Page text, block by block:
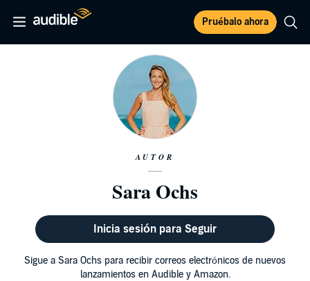
Pruébalo ahora
AUTOR
Sara Ochs
Inicia sesión para Seguir
Sigue a Sara Ochs para recibir correos electrónicos de nuevos
lanzamientos en Audible y Amazon.